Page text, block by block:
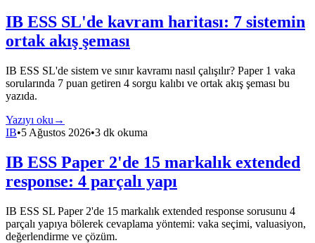
IB ESS SL'de kavram haritası: 7 sistemin
ortak akış şeması
IB ESS SL'de sistem ve sınır kavramı nasıl çalışılır? Paper 1 vaka
sorularında 7 puan getiren 4 sorgu kalıbı ve ortak akış şeması bu
yazıda.
Yazıyı oku →
IB•5 Ağustos 2026•3 dk okuma
IB ESS Paper 2'de 15 markalık extended
response: 4 parçalı yapı
IB ESS SL Paper 2'de 15 markalık extended response sorusunu 4
parçalı yapıya bölerek cevaplama yöntemi: vaka seçimi, valuasiyon,
değerlendirme ve çözüm.